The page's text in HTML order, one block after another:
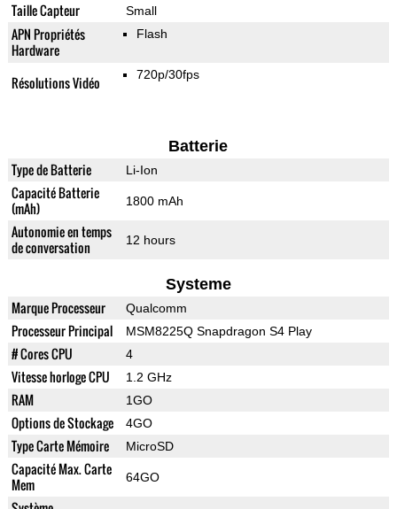
Taille Capteur Small
APN Propriétés
Hardware
Flash
Résolutions Vidéo 720p/30fps
Batterie
Type de Batterie Li-Ion
Capacité Batterie
(mAh)
1800 mAh
Autonomie en temps
de conversation
12 hours
Systeme
Marque Processeur Qualcomm
Processeur Principal MSM8225Q Snapdragon S4 Play
# Cores CPU 4
Vitesse horloge CPU 1.2 GHz
RAM 1GO
Options de Stockage 4GO
Type Carte Mémoire MicroSD
Capacité Max. Carte
Mem
64GO